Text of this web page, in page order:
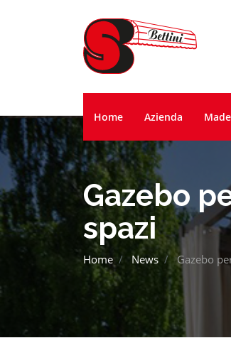
Home Azienda
Gazebo
spazi
Home News Gazebo